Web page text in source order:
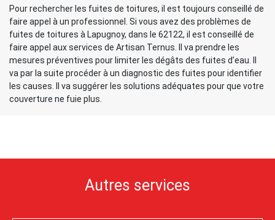
Pour rechercher les fuites de toitures, il est toujours conseillé de
faire appel à un professionnel. Si vous avez des problèmes de
fuites de toitures à Lapugnoy, dans le 62122, il est conseillé de
faire appel aux services de Artisan Ternus. Il va prendre les
mesures préventives pour limiter les dégâts des fuites d’eau. Il
va par la suite procéder à un diagnostic des fuites pour identifier
les causes. Il va suggérer les solutions adéquates pour que votre
couverture ne fuie plus.
Autres services